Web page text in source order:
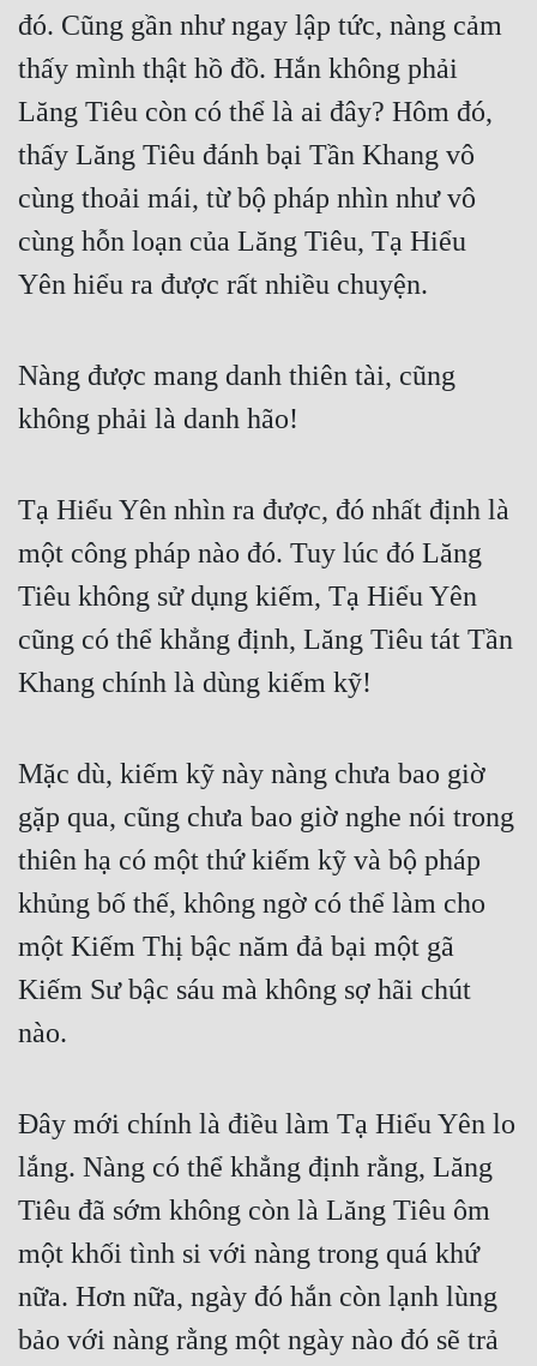
đó. Cũng gần như ngay lập tức, nàng cảm
thấy mình thật hồ đồ. Hắn không phải
Lăng Tiêu còn có thể là ai đây? Hôm đó,
thấy Lăng Tiêu đánh bại Tần Khang vô
cùng thoải mái, từ bộ pháp nhìn như vô
cùng hỗn loạn của Lăng Tiêu, Tạ Hiểu
Yên hiểu ra được rất nhiều chuyện.
Nàng được mang danh thiên tài, cũng
không phải là danh hão!
Tạ Hiểu Yên nhìn ra được, đó nhất định là
một công pháp nào đó. Tuy lúc đó Lăng
Tiêu không sử dụng kiếm, Tạ Hiểu Yên
cũng có thể khẳng định, Lăng Tiêu tát Tần
Khang chính là dùng kiếm kỹ!
Mặc dù, kiếm kỹ này nàng chưa bao giờ
gặp qua, cũng chưa bao giờ nghe nói trong
thiên hạ có một thứ kiếm kỹ và bộ pháp
khủng bố thế, không ngờ có thể làm cho
một Kiếm Thị bậc năm đả bại một gã
Kiếm Sư bậc sáu mà không sợ hãi chút
nào.
Đây mới chính là điều làm Tạ Hiểu Yên lo
lắng. Nàng có thể khẳng định rằng, Lăng
Tiêu đã sớm không còn là Lăng Tiêu ôm
một khối tình si với nàng trong quá khứ
nữa. Hơn nữa, ngày đó hắn còn lạnh lùng
bảo với nàng rằng một ngày nào đó sẽ trả